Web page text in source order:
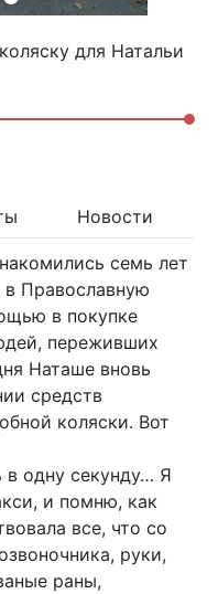
для Натальи
Новости
семь лет
в Православную
в покупке
переживших
Наташе вновь
средств
коляски. Вот
в одну секунду… Я
и помню, как
все, что со
руки,
раны,